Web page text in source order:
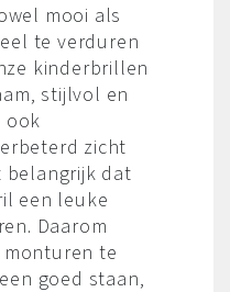
mooi als
te verduren
kinderbrillen
stijlvol en
ook
zicht
belangrijk dat
een leuke
Daarom
te
goed staan,